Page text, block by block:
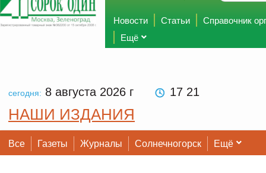
Новости Статьи
Справочник
Ещё
сегодня: 8 августа 2026 г 17:21
НАШИ ИЗДАНИЯ
Все Газеты Журналы Солнечногорск Ещё